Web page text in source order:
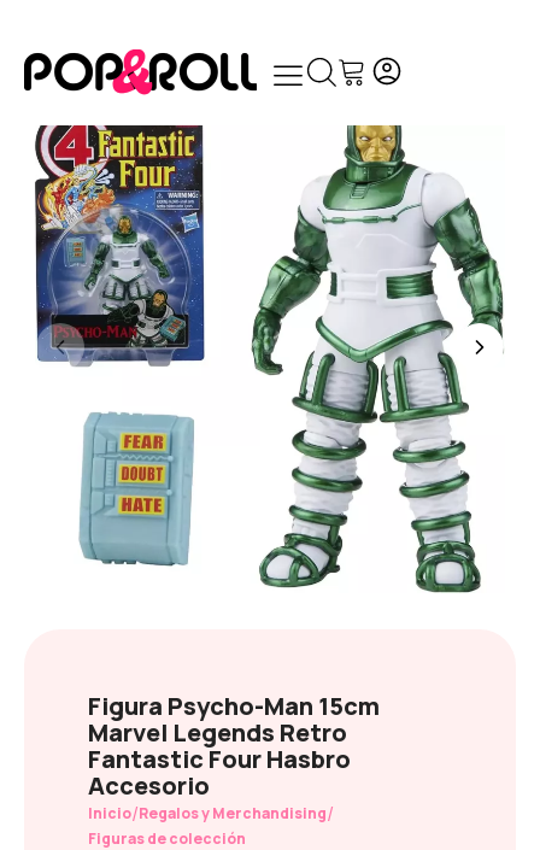
Figura Psycho-Man 15cm
Marvel Legends Retro
Fantastic Four Hasbro
Accesorio
Inicio/Regalos y Merchandising/
Figuras de colección